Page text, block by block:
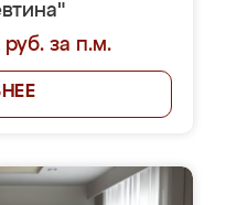
за п.м.